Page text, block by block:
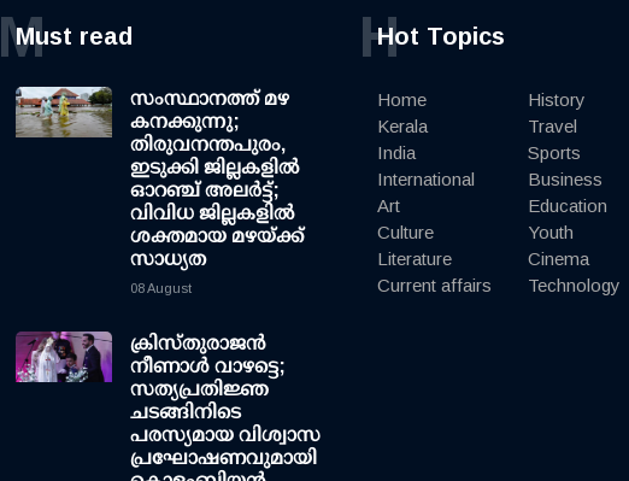
Must read
M
സംസ്ഥാനത്ത് മഴ
കനക്കുന്നു;
തിരുവനന്തപുരം,
ഇടുക്കി ജില്ലകളിൽ
ഓറഞ്ച് അലർട്ട്;
വിവിധ ജില്ലകളിൽ
ശക്തമായ മഴയ്ക്ക്
സാധ്യത
08 August
ക്രിസ്തുരാജൻ
നീണാൾ വാഴട്ടെ;
സത്യപ്രതിജ്ഞ
ചടങ്ങിനിടെ
പരസ്യമായ വിശ്വാസ
പ്രഘോഷണവുമായി
Hot Topics
H
Home
Kerala
India
International
Art
Culture
Literature
Current affairs
History
Travel
Sports
Business
Education
Youth
Cinema
Technology